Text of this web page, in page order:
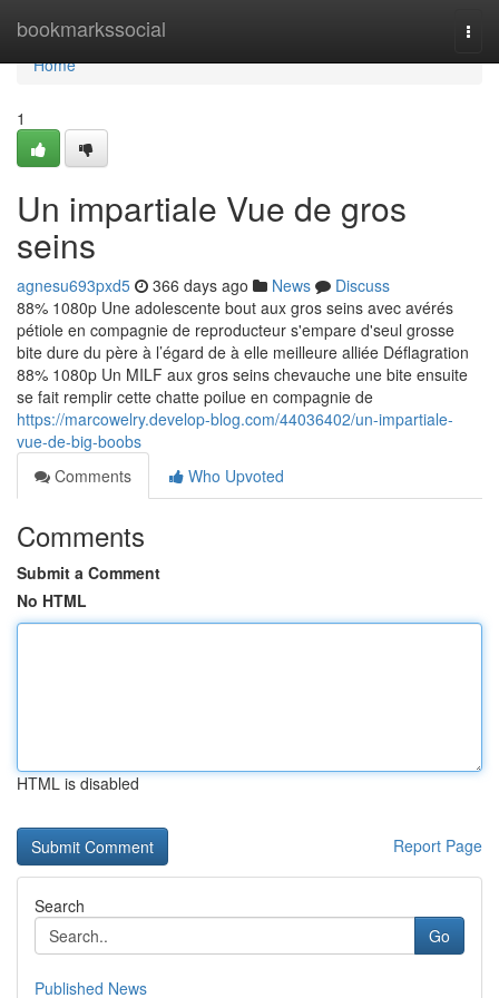
bookmarkssocial
Home
Home
1
Un impartiale Vue de gros
seins
agnesu693pxd5 366 days ago News
Discuss
88% 1080p Une adolescente bout aux gros seins avec avérés
pétiole en compagnie de reproducteur s'empare d'seul grosse
bite dure du père à l’égard de à elle meilleure alliée Déflagration
88% 1080p Un MILF aux gros seins chevauche une bite ensuite
se fait remplir cette chatte poilue en compagnie de
https://marcowelry.develop-blog.com/44036402/un-impartiale-
vue-de-big-boobs
Comments
Who Upvoted
Comments
Submit a Comment
No HTML
HTML is disabled
Report Page
Search
Go
Published News